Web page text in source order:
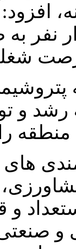
برای افزون بر
و
و
صنعتی